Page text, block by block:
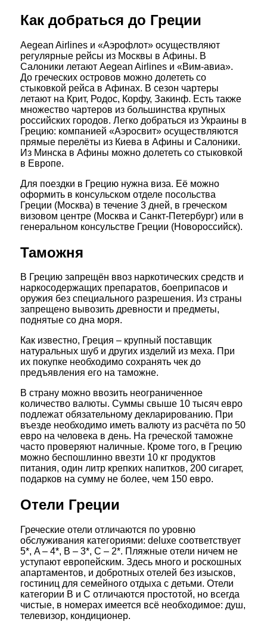
Как добраться до Греции
Aegean Airlines и «Аэрофлот» осуществляют
регулярные рейсы из Москвы в Афины. В
Салоники летают Aegean Airlines и «Вим-авиа».
До греческих островов можно долететь со
стыковкой рейса в Афинах. В сезон чартеры
летают на Крит, Родос, Корфу, Закинф. Есть также
множество чартеров из большинства крупных
российских городов. Легко добраться из Украины в
Грецию: компанией «Аэросвит» осуществляются
прямые перелёты из Киева в Афины и Салоники.
Из Минска в Афины можно долететь со стыковкой
в Европе.
Для поездки в Грецию нужна виза. Её можно
оформить в консульском отделе посольства
Греции (Москва) в течение 3 дней, в греческом
визовом центре (Москва и Санкт-Петербург) или в
генеральном консульстве Греции (Новороссийск).
Таможня
В Грецию запрещён ввоз наркотических средств и
наркосодержащих препаратов, боеприпасов и
оружия без специального разрешения. Из страны
запрещено вывозить древности и предметы,
поднятые со дна моря.
Как известно, Греция – крупный поставщик
натуральных шуб и других изделий из меха. При
их покупке необходимо сохранять чек до
предъявления его на таможне.
В страну можно ввозить неограниченное
количество валюты. Суммы свыше 10 тысяч евро
подлежат обязательному декларированию. При
въезде необходимо иметь валюту из расчёта по 50
евро на человека в день. На греческой таможне
часто проверяют наличные. Кроме того, в Грецию
можно беспошлинно ввезти 10 кг продуктов
питания, один литр крепких напитков, 200 сигарет,
подарков на сумму не более, чем 150 евро.
Отели Греции
Греческие отели отличаются по уровню
обслуживания категориями: deluxe соответствует
5*, A – 4*, B – 3*, C – 2*. Пляжные отели ничем не
уступают европейским. Здесь много и роскошных
апартаментов, и добротных отелей без изысков,
гостиниц для семейного отдыха с детьми. Отели
категории B и C отличаются простотой, но всегда
чистые, в номерах имеется всё необходимое: душ,
телевизор, кондиционер.